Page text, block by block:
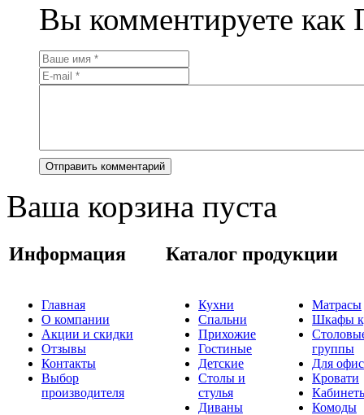
Вы комментируете как
Ваша корзина пуста
Информация Каталог продукции
Главная
О компании
Акции и скидки
Отзывы
Контакты
Выбор
производителя
Кухни
Спальни
Прихожие
Гостиные
Детские
Столы и
стулья
Диваны
Матрасы
Шкафы
группы
Для
Кровати
Комоды